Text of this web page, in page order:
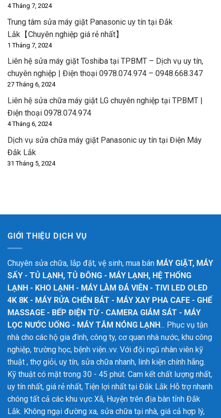
4 Tháng 7, 2024
Trung tâm sửa máy giặt Panasonic uy tín tại Đắk
Lắk【Chuyên nghiệp giá rẻ nhất】
1 Tháng 7, 2024
Liên hệ sửa máy giặt Toshiba tại TPBMT – Dịch vụ uy tín,
chuyên nghiệp | Điện thoại 0978.074.974 – 0948.668.347
27 Tháng 6, 2024
Liên hệ sửa chữa máy giặt LG chuyên nghiệp tại TP.BMT |
Điện thoại 0978.074.974
4 Tháng 6, 2024
Dịch vụ sửa chữa máy giặt Panasonic uy tín tại Điện Máy
Đắk Lắk
31 Tháng 5, 2024
GIỚI THIỆU DỊCH VỤ
Chuyên sửa chữa, lắp đặt, vệ sinh, mua bán MÁY GIẶT, MÁY
SẤY - TỦ LẠNH, TỦ ĐÔNG - MÁY LẠNH, HỆ THỐNG
LẠNH - KHO LẠNH - MÁY LÀM ĐÁ VIÊN - TIVI LED OLED
4K 8K - MÁY RỬA CHÉN BÁT - MÁY XAY PHA CAFE - GHẾ
MASSAGE - BẾP ĐIỆN TỪ - CAMERA GIÁM SÁT - MÁY
LỌC NƯỚC UỐNG - MÁY TẮM NÓNG LẠNH... Phục vụ tận
nhà cho các hộ gia đình, công ty, cơ quan nhà nước, khu công
nghiệp, trường học, bệnh viện..vv. Với đội ngũ nhân viên kỹ
thuật , thợ giỏi, uy tín, sửa chữa nhanh, linh kiện chính hãng.
Kỹ thuật có mặt trong 30 - 45 phút. Cam kết chất lượng nhất,
uy tín nhất, giá rẻ nhất, Tiện lợi nhất tại Đắk Lắk Hỗ trợ nhanh
chóng tất cả các khu vực Xã, Huyện trên địa bàn tỉnh Đắk
Lắk. Không ngại đường xa, sửa chữa tại nhà, giá cả hợp lý,